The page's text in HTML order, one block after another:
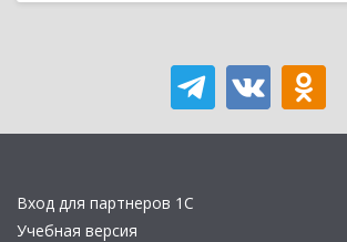
Вход для партнеров 1С
Учебная версия